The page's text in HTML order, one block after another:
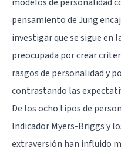
pensamiento de Jung
investigar que se sigue en
preocupada por crear
rasgos de personalidad y
contrastando las
De los ocho tipos de
Indicador Myers-Briggs y
extraversión han influido